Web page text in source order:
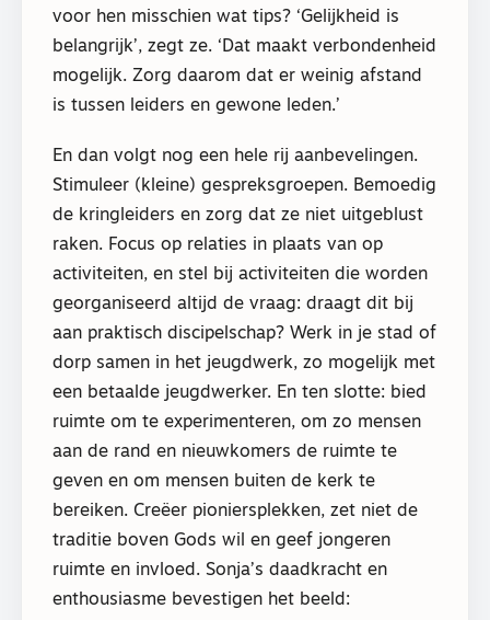
voor hen misschien wat tips? ‘Gelijkheid is
belangrijk’, zegt ze. ‘Dat maakt verbondenheid
mogelijk. Zorg daarom dat er weinig afstand
is tussen leiders en gewone leden.’
En dan volgt nog een hele rij aanbevelingen.
Stimuleer (kleine) gespreksgroepen. Bemoedig
de kringleiders en zorg dat ze niet uitgeblust
raken. Focus op relaties in plaats van op
activiteiten, en stel bij activiteiten die worden
georganiseerd altijd de vraag: draagt dit bij
aan praktisch discipelschap? Werk in je stad of
dorp samen in het jeugdwerk, zo mogelijk met
een betaalde jeugdwerker. En ten slotte: bied
ruimte om te experimenteren, om zo mensen
aan de rand en nieuwkomers de ruimte te
geven en om mensen buiten de kerk te
bereiken. Creëer pioniersplekken, zet niet de
traditie boven Gods wil en geef jongeren
ruimte en invloed. Sonja’s daadkracht en
enthousiasme bevestigen het beeld: